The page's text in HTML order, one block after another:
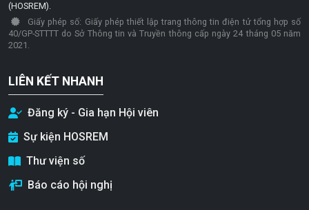
(HOSREM).
Giấy phép số: Giấy phép thiết lập trang thông tin điện tử tổng hợp số
40/GP-STTTT do Sở Thông tin và Truyền thông cấp ngày 24 tháng 05 năm
2021.
LIÊN KẾT NHANH
Đăng ký - Gia hạn Hội viên
Sự kiện HOSREM
Thư viện số
Báo cáo hội nghị